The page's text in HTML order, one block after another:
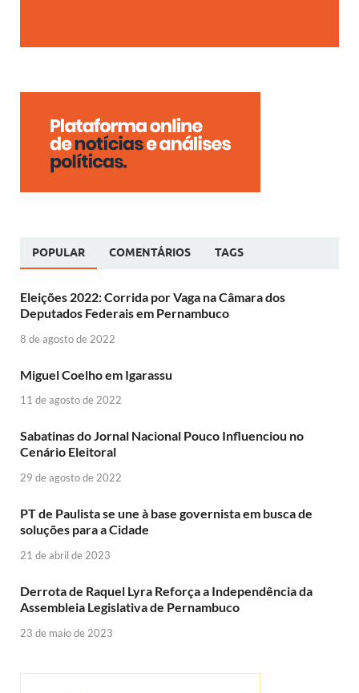
POPULAR COMENTÁRIOS TAGS
Eleições 2022: Corrida por Vaga na Câmara dos
Deputados Federais em Pernambuco
8 de agosto de 2022
Miguel Coelho em Igarassu
11 de agosto de 2022
Sabatinas do Jornal Nacional Pouco Influenciou no
Cenário Eleitoral
29 de agosto de 2022
PT de Paulista se une à base governista em busca de
soluções para a Cidade
21 de abril de 2023
Derrota de Raquel Lyra Reforça a Independência da
Assembleia Legislativa de Pernambuco
23 de maio de 2023